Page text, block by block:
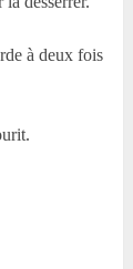
à deux fois